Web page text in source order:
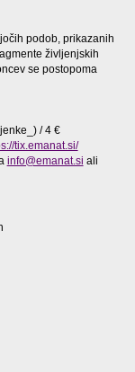
podob, prikazanih
življenjskih
se postopoma
/ 4 €
tix.emanat.si/
info@emanat.si ali